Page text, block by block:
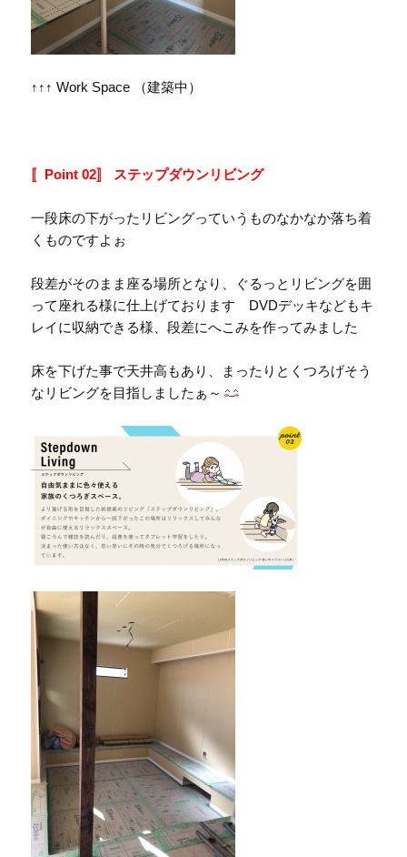
↑↑↑ Work Space （建築中）
〚Point 02〛 ステップダウンリビング
一段床の下がったリビングっていうものなかなか落ち着
くものですよぉ
段差がそのまま座る場所となり、ぐるっとリビングを囲
って座れる様に仕上げております DVDデッキなどもキ
レイに収納できる様、段差にへこみを作ってみました
床を下げた事で天井高もあり、まったりとくつろげそう
なリビングを目指しましたぁ～